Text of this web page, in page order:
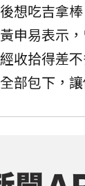
想吃吉拿
申易表示
收拾得差
部包下，